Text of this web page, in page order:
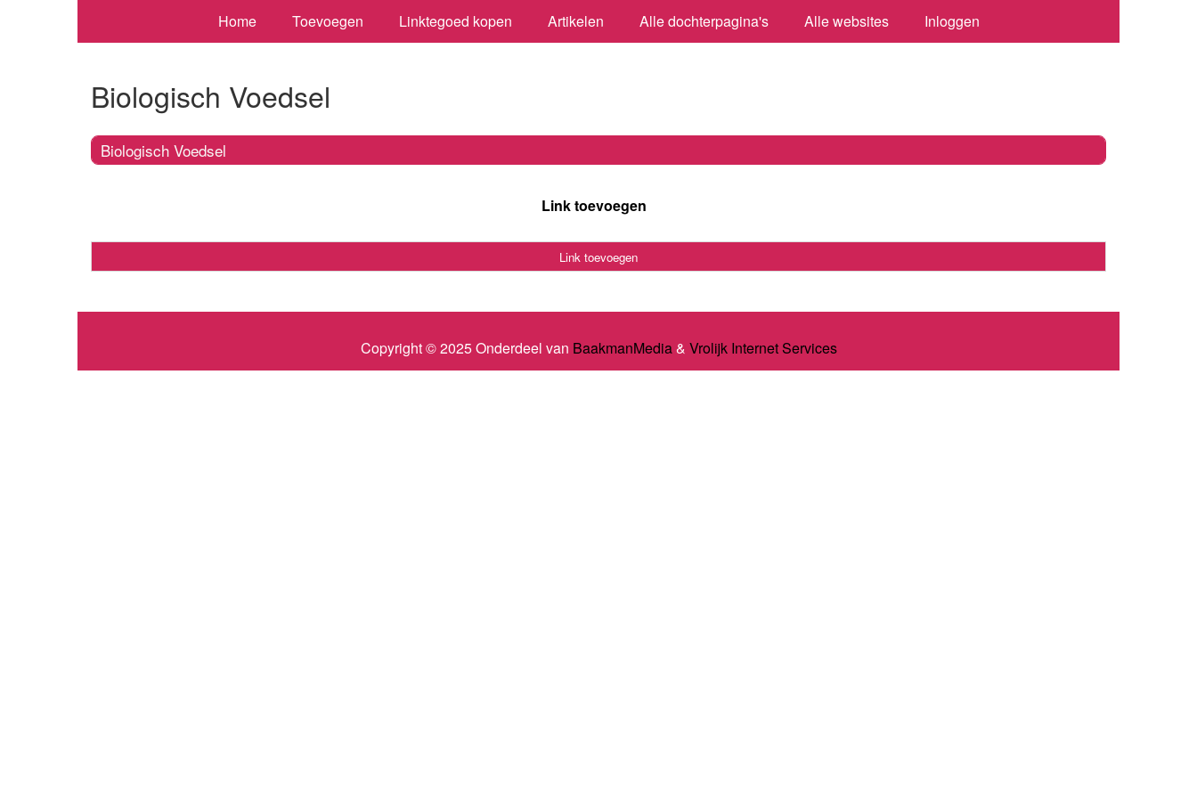
Home Toevoegen Linktegoed kopen Artikelen Alle dochterpagina's Alle websites Inloggen
Biologisch Voedsel
Biologisch Voedsel
Link toevoegen
Link toevoegen
Copyright © 2025 Onderdeel van BaakmanMedia& Vrolijk Internet Services